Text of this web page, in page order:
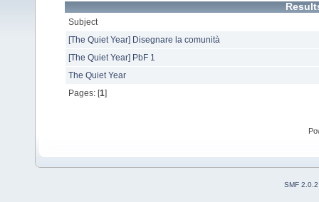
Subject
[The Quiet Year] Disegnare la comunità
[The Quiet Year] PbF 1
The Quiet Year
Pages: [1]
SMF 2.0.2